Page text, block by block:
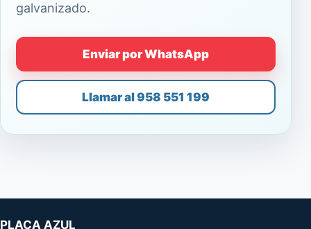
galvanizado.
Enviar por WhatsApp
Llamar al 958 551 199
PLACA AZUL